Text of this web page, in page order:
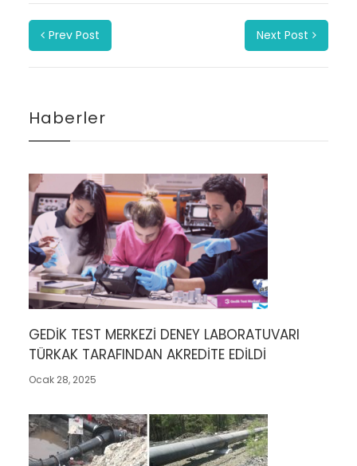
Prev Post Next Post
Haberler
GEDİK TEST MERKEZİ DENEY LABORATUVARI
TÜRKAK TARAFINDAN AKREDİTE EDİLDİ
Ocak 28, 2025